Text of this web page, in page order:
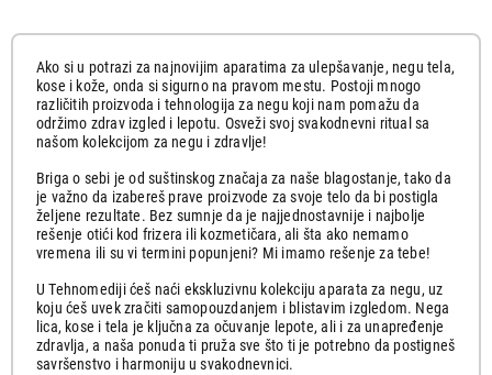
manikir
Masažeri
za stopala
Grejna
cebad
Grejači za
stopala
Merači
pritiska
Alkotester
Toplomer
Ako si u potrazi za najnovijim aparatima za ulepšavanje, negu tela,
kose i kože, onda si sigurno na pravom mestu. Postoji mnogo
različitih proizvoda i tehnologija za negu koji nam pomažu da
održimo zdrav izgled i lepotu. Osveži svoj svakodnevni ritual sa
našom kolekcijom za negu i zdravlje!
Briga o sebi je od suštinskog značaja za naše blagostanje, tako da
je važno da izabereš prave proizvode za svoje telo da bi postigla
željene rezultate. Bez sumnje da je najjednostavnije i najbolje
rešenje otići kod frizera ili kozmetičara, ali šta ako nemamo
vremena ili su vi termini popunjeni? Mi imamo rešenje za tebe!
U Tehnomediji ćeš naći ekskluzivnu kolekciju aparata za negu, uz
koju ćeš uvek zračiti samopouzdanjem i blistavim izgledom. Nega
lica, kose i tela je ključna za očuvanje lepote, ali i za unapređenje
zdravlja, a naša ponuda ti pruža sve što ti je potrebno da postigneš
savršenstvo i harmoniju u svakodnevnici.